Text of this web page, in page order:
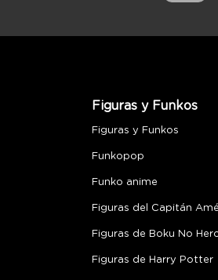
Figuras y Funkos
Figuras y Funkos
Funkopop
Funko anime
Figuras del Capitán
Figuras de Boku No
Figuras de Harry Potter